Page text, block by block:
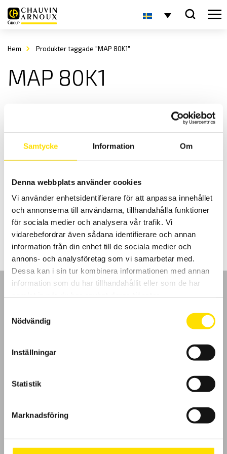
Samtycke Information Om
Denna webbplats använder cookies
Vi använder enhetsidentifierare för att anpassa innehållet
och annonserna till användarna, tillhandahålla funktioner
för sociala medier och analysera vår trafik. Vi
vidarebefordrar även sådana identifierare och annan
information från din enhet till de sociala medier och
annons- och analysföretag som vi samarbetar med.
Dessa kan i sin tur kombinera informationen med annan
information som du har tillhandahållit eller som de har
Nödvändig
Inställningar
Statistik
Marknadsföring
Hem Produkter taggade "MAP 80K1"
MAP 80K1
KERN MAP Hand dynamometer
KERN MAP hand dynamometer för mätning av klämkraft.
3,150.00kr LÄS MER